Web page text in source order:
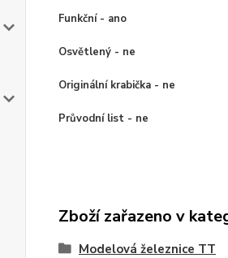
Funkční - ano
Osvětlený - ne
Originální krabička - ne
Průvodní list - ne
Zboží zařazeno v
Modelová železnice TT